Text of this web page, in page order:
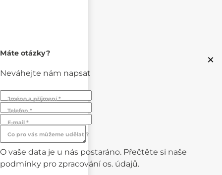
×
Máte otázky?
Neváhejte nám napsat
Jméno a příjmení *
Telefon *
E-mail *
Co pro vás můžeme udělat ?
O vaše data je u nás postaráno. Přečtěte si naše
podmínky pro zpracování os. údajů.